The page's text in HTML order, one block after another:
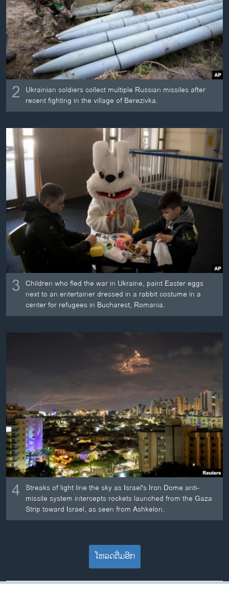
2 Ukrainian soldiers collect multiple Russian missiles after
recent fighting in the village of Berezivka.
3 Children who fled the war in Ukraine, paint Easter eggs
next to an entertainer dressed in a rabbit costume in a
center for refugees in Bucharest, Romania.
4 Streaks of light line the sky as Israel's Iron Dome anti-
missile system intercepts rockets launched from the Gaza
Strip toward Israel, as seen from Ashkelon.
ໂຫລດຕື່ມອີກ